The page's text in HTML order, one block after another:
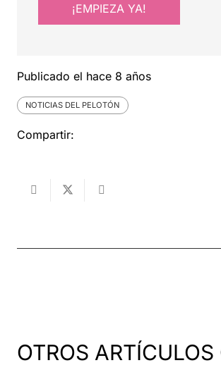
¡EMPIEZA YA!
Publicado el hace 8 años
NOTICIAS DEL PELOTÓN
Compartir:
OTROS ARTÍCULOS